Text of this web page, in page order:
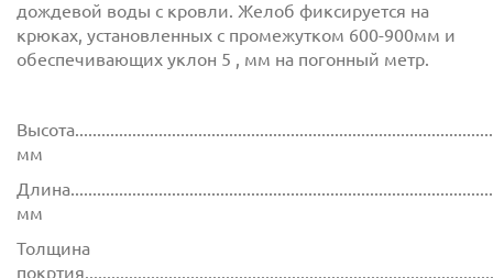
дождевой воды с кровли. Желоб фиксируется на
крюках, установленных с промежутком 600-900мм и
обеспечивающих уклон 5 , мм на погонный метр.
мм
мм
Толщина